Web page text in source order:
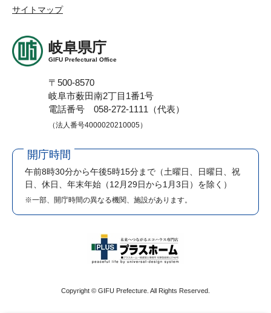
サイトマップ
岐阜県庁
GIFU Prefectural Office
〒500-8570
岐阜市薮田南2丁目1番1号
電話番号 058-272-1111（代表）
（法人番号4000020210005）
開庁時間
午前8時30分から午後5時15分まで （土曜日、日曜日、祝
日、休日、年末年始（12月29日から1月3日）を除く）
※一部、開庁時間の異なる機関、施設があります。
Copyright © GIFU Prefecture. All Rights Reserved.